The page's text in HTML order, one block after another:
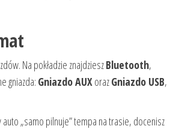
Na pokładzie znajdzieszBluetooth,
gniazda: Gniazdo AUX orazGniazdo USB,
„samo pilnuje” tempa na trasie, docenisz